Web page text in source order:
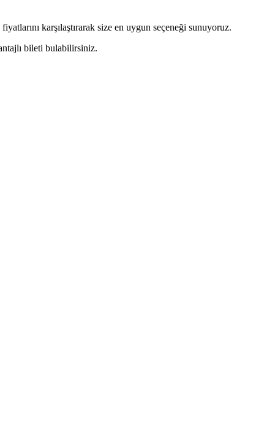
karşılaştırarak size en uygun seçeneği sunuyoruz.
bileti bulabilirsiniz.